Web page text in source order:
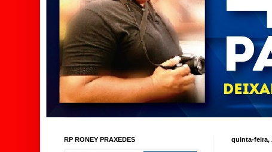
quinta-feira,
RP RONEY PRAXEDES